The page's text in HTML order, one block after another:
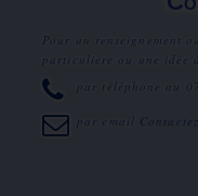
Pour un renseignement
particulière ou une idée
par téléphone au
par email